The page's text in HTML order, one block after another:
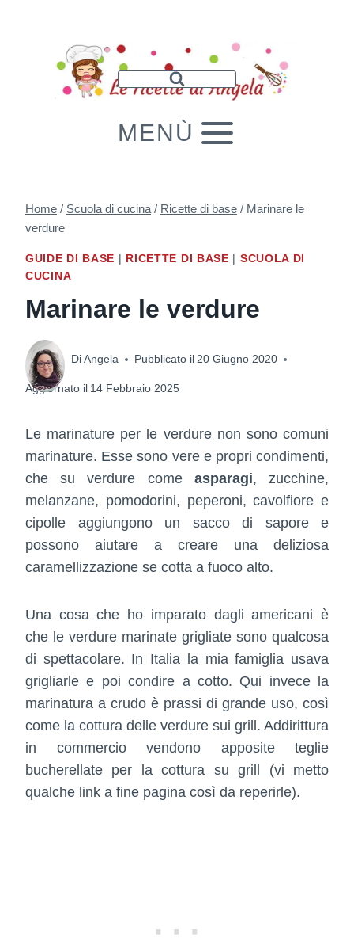
MENÙ
Home / Scuola di cucina / Ricette di base / Marinare le
verdure
GUIDE DI BASE | RICETTE DI BASE | SCUOLA DI
CUCINA
Marinare le verdure
DiAngela Pubblicato il 20 Giugno 2020
Aggiornato il 14 Febbraio 2025
Le marinature per le verdure non sono comuni
marinature. Esse sono vere e propri condimenti,
che su verdure come asparagi, zucchine,
melanzane, pomodorini, peperoni, cavolfiore e
cipolle aggiungono un sacco di sapore e
possono aiutare a creare una deliziosa
caramellizzazione se cotta a fuoco alto.
Una cosa che ho imparato dagli americani è
che le verdure marinate grigliate sono qualcosa
di spettacolare. In Italia la mia famiglia usava
grigliarle e poi condire a cotto. Qui invece la
marinatura a crudo è prassi di grande uso, così
come la cottura delle verdure sui grill. Addirittura
in commercio vendono apposite teglie
bucherellate per la cottura su grill (vi metto
qualche link a fine pagina così da reperirle).